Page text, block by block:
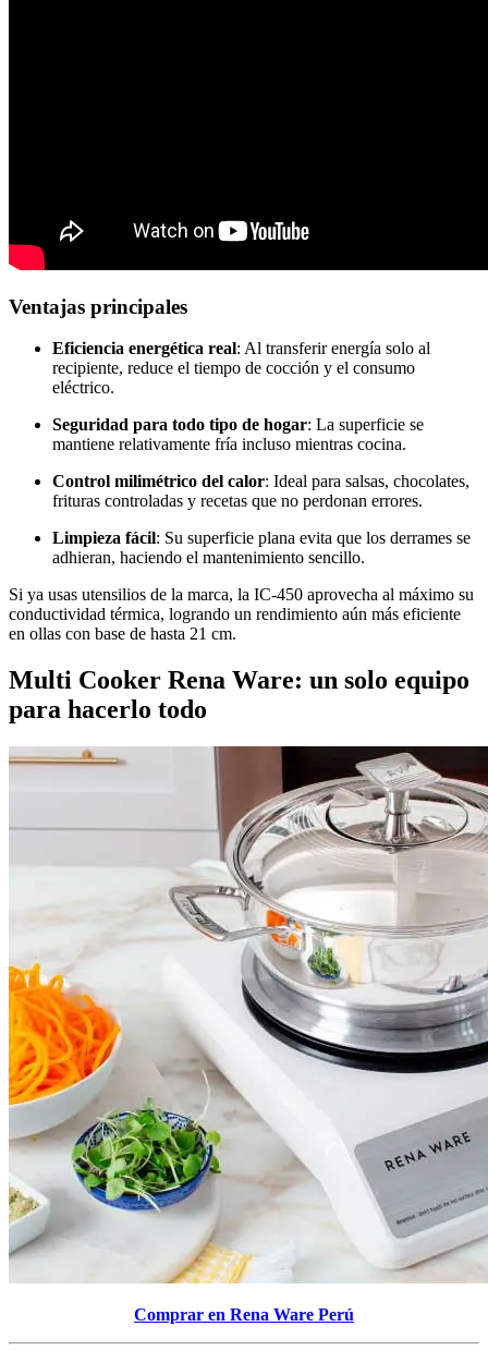
Ventajas principales
Eficiencia energética real: Al transferir energía solo al
recipiente, reduce el tiempo de cocción y el consumo
eléctrico.
Seguridad para todo tipo de hogar: La superficie se
mantiene relativamente fría incluso mientras cocina.
Control milimétrico del calor: Ideal para salsas, chocolates,
frituras controladas y recetas que no perdonan errores.
Limpieza fácil: Su superficie plana evita que los derrames se
adhieran, haciendo el mantenimiento sencillo.
Si ya usas utensilios de la marca, la IC-450 aprovecha al máximo su
conductividad térmica, logrando un rendimiento aún más eficiente
en ollas con base de hasta 21 cm.
Multi Cooker Rena Ware: un solo equipo
para hacerlo todo
Comprar en Rena Ware Perú